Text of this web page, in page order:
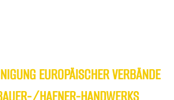
EUROPÄISCHER VERBÄNDE